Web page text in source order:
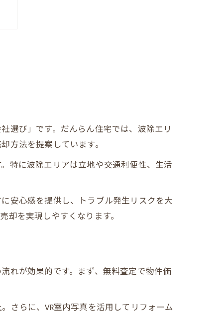
選び」です。だんらん住宅では、波除エリ
方法を提案しています。
特に波除エリアは立地や交通利便性、生活
安心感を提供し、トラブル発生リスクを大
を実現しやすくなります。
れが効果的です。まず、無料査定で物件価
さらに、VR室内写真を活用してリフォーム